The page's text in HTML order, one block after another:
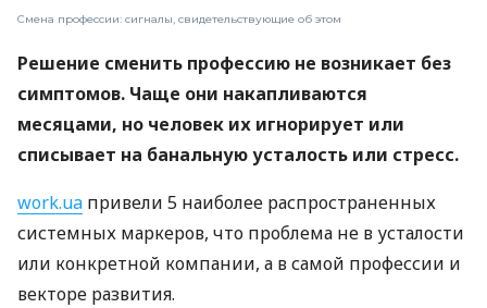
Смена профессии: сигналы, свидетельствующие об этом
Решение сменить профессию не возникает без
симптомов. Чаще они накапливаются
месяцами, но человек их игнорирует или
списывает на банальную усталость или стресс.
work.ua привели 5 наиболее распространенных
системных маркеров, что проблема не в усталости
или конкретной компании, а в самой профессии и
векторе развития.